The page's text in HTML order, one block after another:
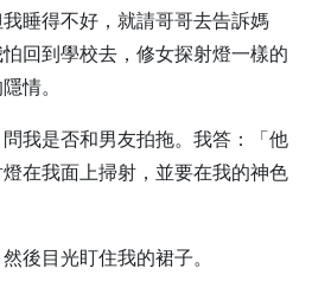
睡得不好，就請哥哥去告訴媽
回到學校去，修女探射燈一樣的
情。
我是否和男友拍拖。我答：「他
在我面上掃射，並要在我的神色
後目光盯住我的裙子。